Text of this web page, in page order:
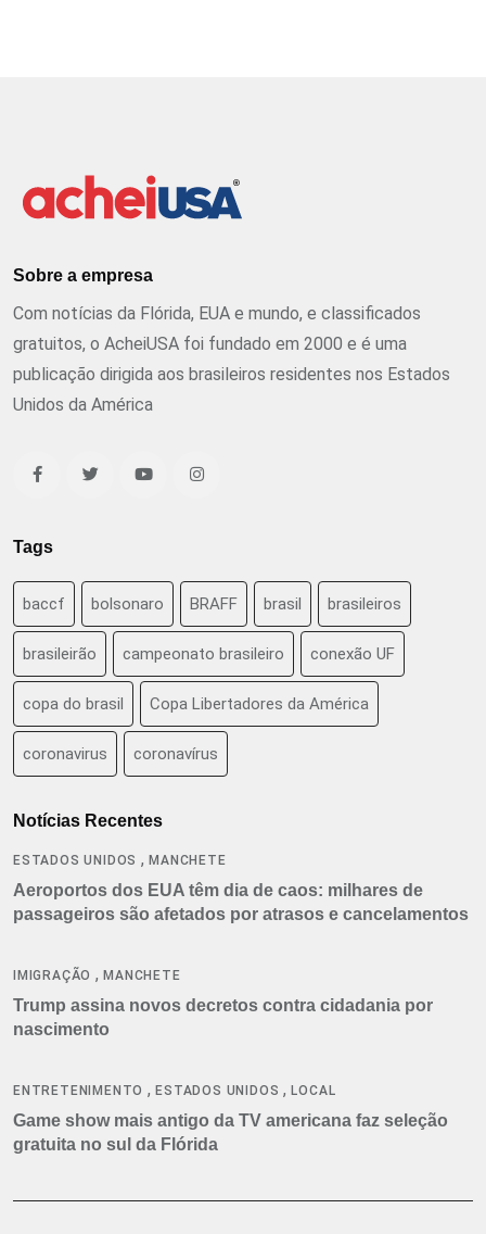
Sobre a empresa
Com notícias da Flórida, EUA e mundo, e classificados
gratuitos, o AcheiUSA foi fundado em 2000 e é uma
publicação dirigida aos brasileiros residentes nos Estados
Unidos da América
Tags
baccf bolsonaro BRAFF brasil brasileiros
brasileirão campeonato brasileiro conexão UF
copa do brasil Copa Libertadores da América
coronavirus coronavírus
Notícias Recentes
ESTADOS UNIDOS ,MANCHETE
Aeroportos dos EUA têm dia de caos: milhares de
passageiros são afetados por atrasos e cancelamentos
IMIGRAÇÃO ,MANCHETE
Trump assina novos decretos contra cidadania por
nascimento
ENTRETENIMENTO ,ESTADOS UNIDOS ,LOCAL
Game show mais antigo da TV americana faz seleção
gratuita no sul da Flórida